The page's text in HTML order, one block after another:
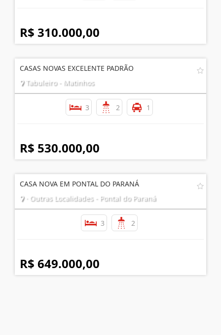
R$ 310.000,00
CASAS NOVAS EXCELENTE PADRÃO
Tabuleiro - Matinhos
3 2 1
R$ 530.000,00
CASA NOVA EM PONTAL DO PARANÁ
· Outras Localidades - Pontal do Paraná
3 2
R$ 649.000,00